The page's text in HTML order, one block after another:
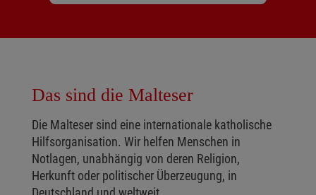
Das sind die Malteser
Die Malteser sind eine internationale katholische
Hilfsorganisation. Wir helfen Menschen in
Notlagen, unabhängig von deren Religion,
Herkunft oder politischer Überzeugung, in